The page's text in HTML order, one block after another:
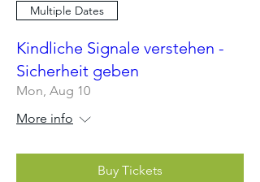
Multiple Dates
Kindliche Signale verstehen -
Sicherheit geben
Mon, Aug 10
More info
Buy Tickets